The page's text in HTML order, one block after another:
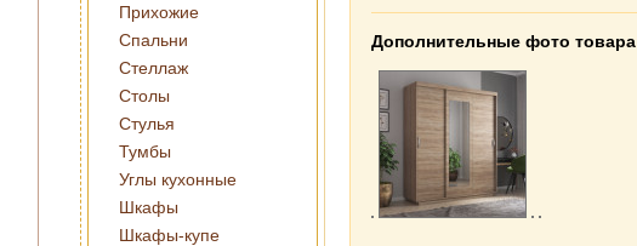
Прихожие
Спальни
Стеллаж
Столы
Стулья
Тумбы
Углы кухонные
Шкафы
Шкафы-купе
Дополнительные фото товара